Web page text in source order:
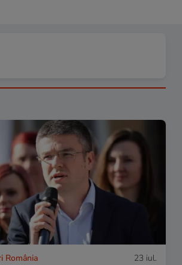
România 23 iul.